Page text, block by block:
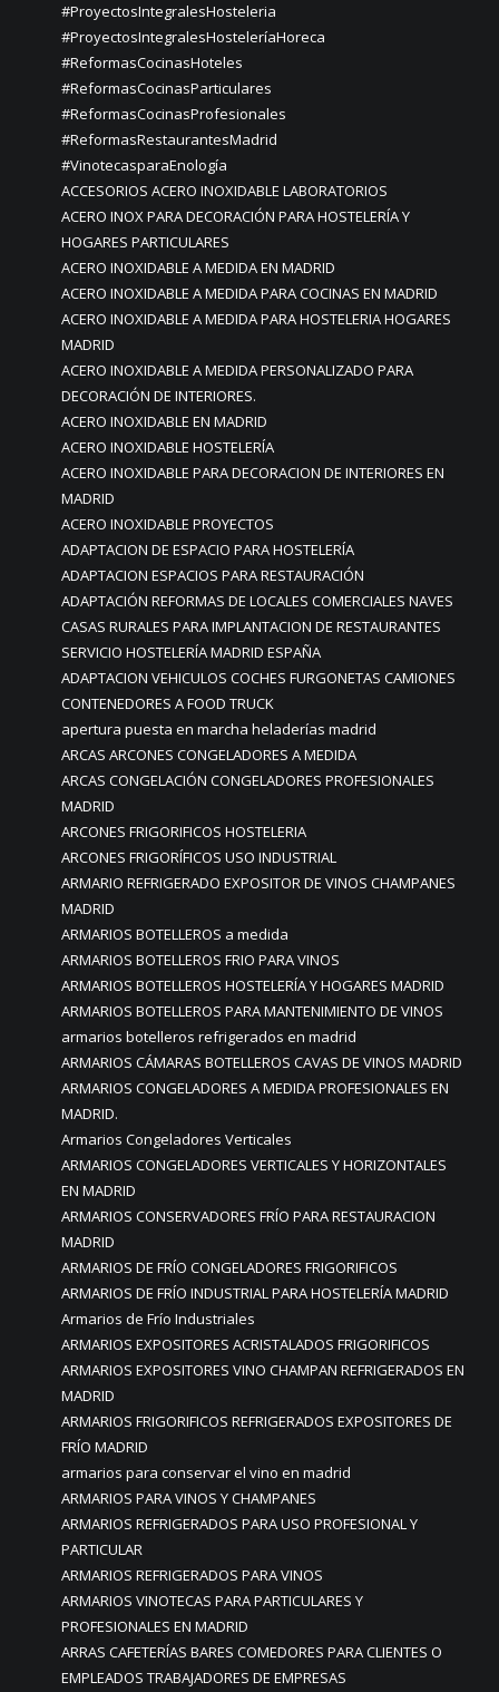
#ProyectosIntegralesHosteleria
#ProyectosIntegralesHosteleríaHoreca
#ReformasCocinasHoteles
#ReformasCocinasParticulares
#ReformasCocinasProfesionales
#ReformasRestaurantesMadrid
#VinotecasparaEnología
ACCESORIOS ACERO INOXIDABLE LABORATORIOS
ACERO INOX PARA DECORACIÓN PARA HOSTELERÍA Y
HOGARES PARTICULARES
ACERO INOXIDABLE A MEDIDA EN MADRID
ACERO INOXIDABLE A MEDIDA PARA COCINAS EN MADRID
ACERO INOXIDABLE A MEDIDA PARA HOSTELERIA HOGARES
MADRID
ACERO INOXIDABLE A MEDIDA PERSONALIZADO PARA
DECORACIÓN DE INTERIORES.
ACERO INOXIDABLE EN MADRID
ACERO INOXIDABLE HOSTELERÍA
ACERO INOXIDABLE PARA DECORACION DE INTERIORES EN
MADRID
ACERO INOXIDABLE PROYECTOS
ADAPTACION DE ESPACIO PARA HOSTELERÍA
ADAPTACION ESPACIOS PARA RESTAURACIÓN
ADAPTACIÓN REFORMAS DE LOCALES COMERCIALES NAVES
CASAS RURALES PARA IMPLANTACION DE RESTAURANTES
SERVICIO HOSTELERÍA MADRID ESPAÑA
ADAPTACION VEHICULOS COCHES FURGONETAS CAMIONES
CONTENEDORES A FOOD TRUCK
apertura puesta en marcha heladerías madrid
ARCAS ARCONES CONGELADORES A MEDIDA
ARCAS CONGELACIÓN CONGELADORES PROFESIONALES
MADRID
ARCONES FRIGORIFICOS HOSTELERIA
ARCONES FRIGORÍFICOS USO INDUSTRIAL
ARMARIO REFRIGERADO EXPOSITOR DE VINOS CHAMPANES
MADRID
ARMARIOS BOTELLEROS a medida
ARMARIOS BOTELLEROS FRIO PARA VINOS
ARMARIOS BOTELLEROS HOSTELERÍA Y HOGARES MADRID
ARMARIOS BOTELLEROS PARA MANTENIMIENTO DE VINOS
armarios botelleros refrigerados en madrid
ARMARIOS CÁMARAS BOTELLEROS CAVAS DE VINOS MADRID
ARMARIOS CONGELADORES A MEDIDA PROFESIONALES EN
MADRID.
Armarios Congeladores Verticales
ARMARIOS CONGELADORES VERTICALES Y HORIZONTALES
EN MADRID
ARMARIOS CONSERVADORES FRÍO PARA RESTAURACION
MADRID
ARMARIOS DE FRÍO CONGELADORES FRIGORIFICOS
ARMARIOS DE FRÍO INDUSTRIAL PARA HOSTELERÍA MADRID
Armarios de Frío Industriales
ARMARIOS EXPOSITORES ACRISTALADOS FRIGORIFICOS
ARMARIOS EXPOSITORES VINO CHAMPAN REFRIGERADOS EN
MADRID
ARMARIOS FRIGORIFICOS REFRIGERADOS EXPOSITORES DE
FRÍO MADRID
armarios para conservar el vino en madrid
ARMARIOS PARA VINOS Y CHAMPANES
ARMARIOS REFRIGERADOS PARA USO PROFESIONAL Y
PARTICULAR
ARMARIOS REFRIGERADOS PARA VINOS
ARMARIOS VINOTECAS PARA PARTICULARES Y
PROFESIONALES EN MADRID
ARRAS CAFETERÍAS BARES COMEDORES PARA CLIENTES O
EMPLEADOS TRABAJADORES DE EMPRESAS